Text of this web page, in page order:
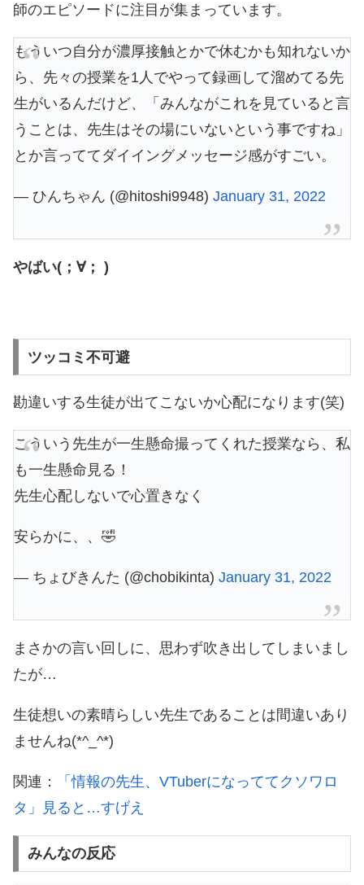
師のエピソードに注目が集まっています。
もういつ自分が濃厚接触とかで休むかも知れないか
ら、先々の授業を1人でやって録画して溜めてる先
生がいるんだけど、「みんながこれを見ていると言
うことは、先生はその場にいないという事ですね」
とか言っててダイイングメッセージ感がすごい。
— ひんちゃん (@hitoshi9948) January 31, 2022
やばい(；∀； )
ツッコミ不可避
勘違いする生徒が出てこないか心配になります(笑)
こういう先生が一生懸命撮ってくれた授業なら、私
も一生懸命見る！
先生心配しないで心置きなく
安らかに、、🤣
— ちょびきんた (@chobikinta) January 31, 2022
まさかの言い回しに、思わず吹き出してしまいまし
たが…
生徒想いの素晴らしい先生であることは間違いあり
ませんね(*^_^*)
関連：
「情報の先生、VTuberになっててクソワロ
タ」見ると…すげえ
みんなの反応